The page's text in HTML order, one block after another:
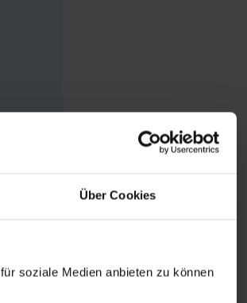
Über Cookies
soziale Medien anbieten zu können